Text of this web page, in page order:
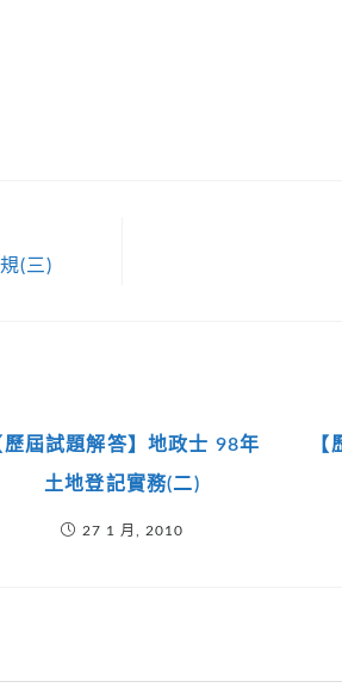
(三)
歷屆試題解答】地政士 98年
土地登記實務(二)
27 1 月, 2010